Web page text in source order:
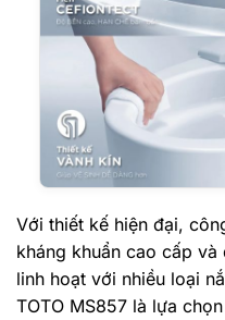
Với thiết kế hiện đại,
kháng khuẩn cao cấp
linh hoạt với nhiều loại
TOTO MS857 là lựa